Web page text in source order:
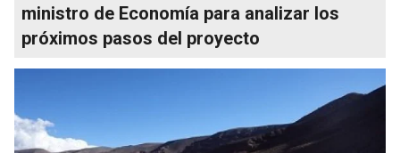
ministro de Economía para analizar los
próximos pasos del proyecto